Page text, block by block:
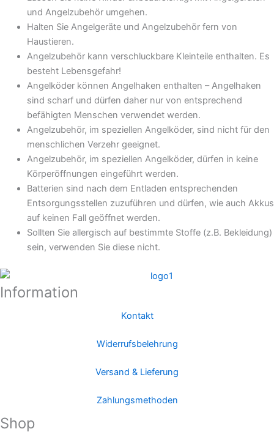
und Angelzubehör umgehen.
Halten Sie Angelgeräte und Angelzubehör fern von
Haustieren.
Angelzubehör kann verschluckbare Kleinteile enthalten. Es
besteht Lebensgefahr!
Angelköder können Angelhaken enthalten – Angelhaken
sind scharf und dürfen daher nur von entsprechend
befähigten Menschen verwendet werden.
Angelzubehör, im speziellen Angelköder, sind nicht für den
menschlichen Verzehr geeignet.
Angelzubehör, im speziellen Angelköder, dürfen in keine
Körperöffnungen eingeführt werden.
Batterien sind nach dem Entladen entsprechenden
Entsorgungsstellen zuzuführen und dürfen, wie auch Akkus
auf keinen Fall geöffnet werden.
Sollten Sie allergisch auf bestimmte Stoffe (z.B. Bekleidung)
sein, verwenden Sie diese nicht.
Information
Kontakt
Widerrufsbelehrung
Versand & Lieferung
Zahlungsmethoden
Shop